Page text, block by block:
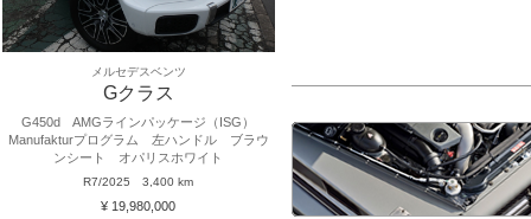
メルセデスベンツ
Gクラス
G450d AMGラインパッケージ（ISG）
Manufakturプログラム 左ハンドル ブラウ
ンシート オパリスホワイト
R7/2025 3,400 km
¥ 19,980,000